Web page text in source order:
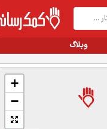
وبلاگ
+
−